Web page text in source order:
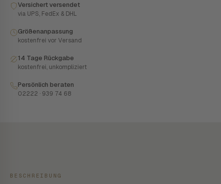
Versichert versendet
via UPS, FedEx & DHL
Größenanpassung
kostenfrei vor Versand
14 Tage Rückgabe
kostenfrei, unkompliziert
Persönlich beraten
02222 · 939 74 68
BESCHREIBUNG